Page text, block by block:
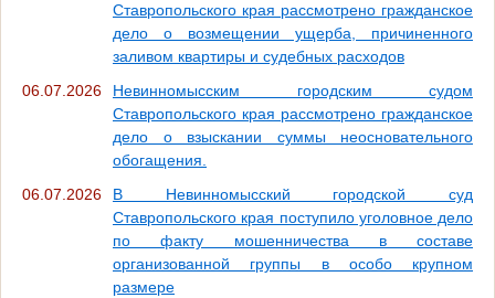
Ставропольского края рассмотрено гражданское
дело о возмещении ущерба, причиненного
заливом квартиры и судебных расходов
06.07.2026
Невинномысским городским судом
Ставропольского края рассмотрено гражданское
дело о взыскании суммы неосновательного
обогащения.
06.07.2026
В Невинномысский городской суд
Ставропольского края поступило уголовное дело
по факту мошенничества в составе
организованной группы в особо крупном
размере